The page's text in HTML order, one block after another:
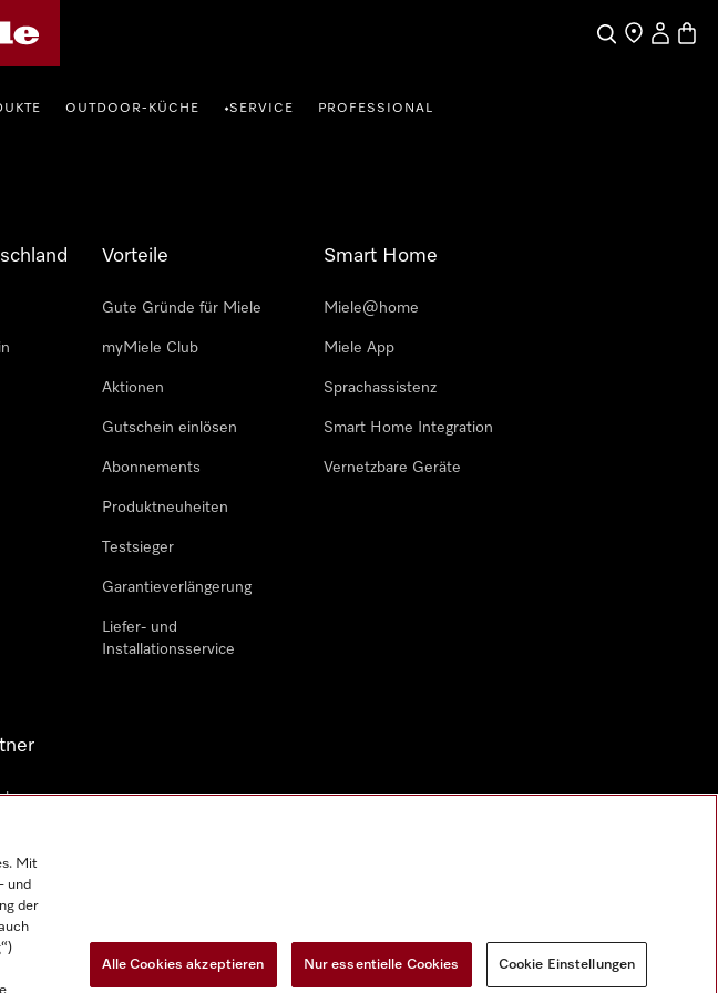
SucheHändler
Mein
OUTDOOR-KÜCHE •SERVICE PROFESSIONAL
Vorteile
Gute Gründe für Miele
myMiele Club
Aktionen
Gutschein einlösen
Abonnements
Produktneuheiten
Testsieger
Garantieverlängerung
Liefer- und
Installationsservice
Smart Home
Miele@home
Miele App
Sprachassistenz
Smart Home Integration
Vernetzbare Geräte
Mit
und
der
Alle Cookies akzeptieren Nur essentielle Cookies Cookie Einstellungen